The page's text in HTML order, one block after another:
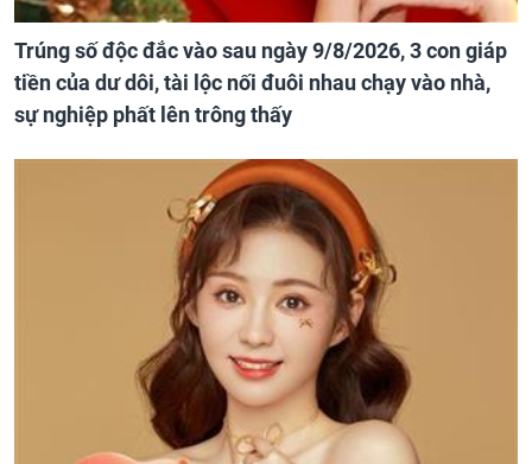
Trúng số độc đắc vào sau ngày 9/8/2026, 3 con giáp
tiền của dư dôi, tài lộc nối đuôi nhau chạy vào nhà,
sự nghiệp phất lên trông thấy